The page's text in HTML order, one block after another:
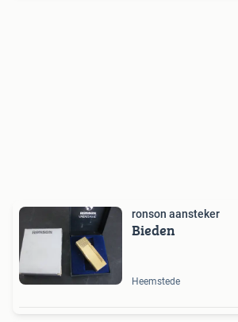
ronson aansteker
Bieden
Heemstede